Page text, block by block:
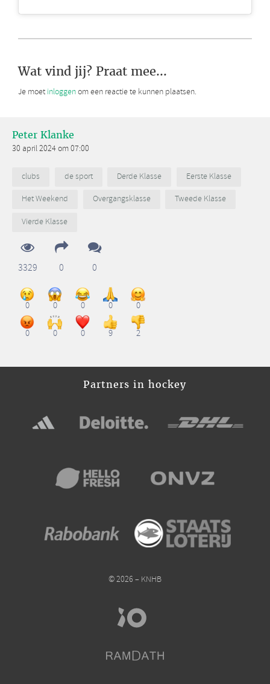
Wat vind jij? Praat mee...
Je moet inloggenom een reactie te kunnen plaatsen.
Peter Klanke
30 april 2024 om 07:00
clubs de sport Derde Klasse
Eerste Klasse
Het Weekend
Overgangsklasse
Tweede Klasse
Vierde Klasse
3329 0 0
0 0 0 0 0
0 0 0 9 2
Partners in hockey
© 2026 – KNHB